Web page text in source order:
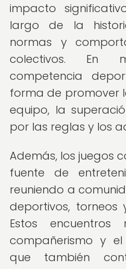
impacto
largo de la
normas y
colectivos. En
competencia
forma de promover
equipo, la
por las reglas y los
Además, los juegos
fuente de
reuniendo a
deportivos, torneos
Estos
compañerismo y
que también